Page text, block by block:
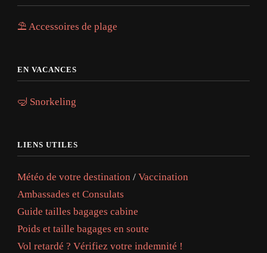
⛱️ Accessoires de plage
EN VACANCES
🤿 Snorkeling
LIENS UTILES
Météo de votre destination / Vaccination
Ambassades et Consulats
Guide tailles bagages cabine
Poids et taille bagages en soute
Vol retardé ? Vérifiez votre indemnité !